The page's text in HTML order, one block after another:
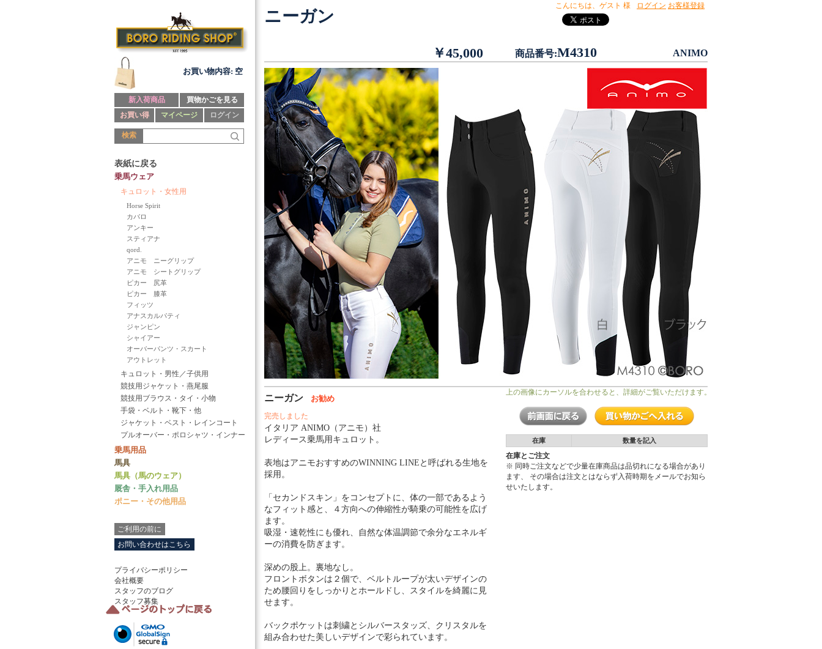
お買い物内容: 空
新入荷商品
買物かごを見る
お買い得
マイページ ログイン
検索
表紙に戻る
乗馬ウェア
キュロット・女性用
Horse Spirit
カバロ
アンキー
スティアナ
qord.
アニモ ニーグリップ
アニモ シートグリップ
ピカー 尻革
ピカー 膝革
フィッツ
アナスカルパティ
ジャンピン
シャイアー
オーバーパンツ・スカート
アウトレット
キュロット・男性／子供用
競技用ジャケット・燕尾服
競技用ブラウス・タイ・小物
手袋・ベルト・靴下・他
ジャケット・ベスト・レインコート
プルオーバー・ポロシャツ・インナー
乗馬用品
馬具
馬具（馬のウェア）
厩舎・手入れ用品
ポニー・その他用品
ご利用の前に
お問い合わせはこちら
プライバシーポリシー
会社概要
スタッフのブログ
スタッフ募集
ニーガン
￥45,000 商品番号:M4310 ANIMO
ニーガン お勧め
完売しました
イタリア ANIMO（アニモ）社
レディース乗馬用キュロット。
表地はアニモおすすめのWINNING LINEと呼ばれる生地を
採用。
「セカンドスキン」をコンセプトに、体の一部であるよう
なフィット感と、４方向への伸縮性が騎乗の可能性を広げ
ます。
吸湿・速乾性にも優れ、自然な体温調節で余分なエネルギ
ーの消費を防ぎます。
深めの股上。裏地なし。
フロントボタンは２個で、ベルトループが太いデザインの
ため腰回りをしっかりとホールドし、スタイルを綺麗に見
せます。
バックポケットは刺繍とシルバースタッズ、クリスタルを
組み合わせた美しいデザインで彩られています。
上の画像にカーソルを合わせると、詳細がご覧いただけます。
在庫 数量を記入
在庫とご注文
※ 同時ご注文などで少量在庫商品は品切れになる場合があり
ます、 その場合は注文とはならず入荷時期をメールでお知ら
せいたします。
こんにちは、 ゲスト 様 ログイン お客様登録